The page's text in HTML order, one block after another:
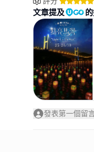
文章提及
發表第一個留